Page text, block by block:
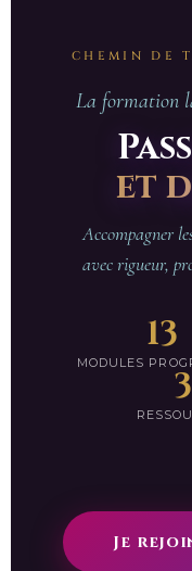
CHEMIN DE
La formation
et
Accompagner
avec rigueur,
13
MODULES
Je